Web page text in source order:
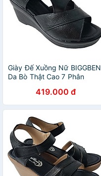
Giày Đế Xuồng Nữ BIGGBEN
Da Bò Thật Cao 7 Phân
419.000 đ